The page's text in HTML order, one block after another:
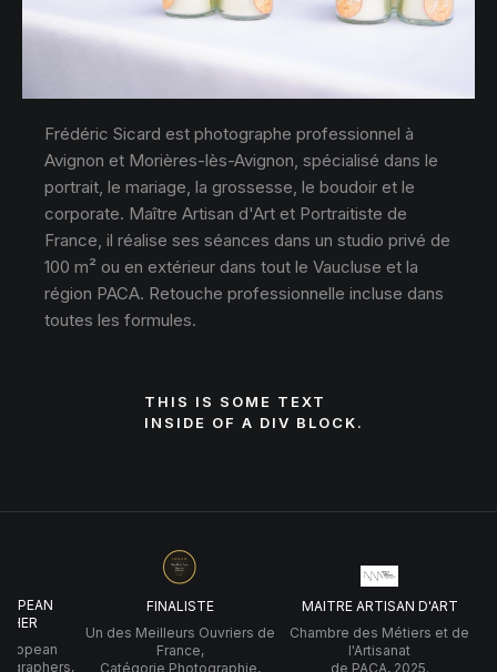
Frédéric Sicard est photographe professionnel à
Avignon et Morières-lès-Avignon, spécialisé dans le
portrait, le mariage, la grossesse, le boudoir et le
corporate. Maître Artisan d'Art et Portraitiste de
France, il réalise ses séances dans un studio privé de
100 m² ou en extérieur dans tout le Vaucluse et la
région PACA. Retouche professionnelle incluse dans
toutes les formules.
THIS IS SOME TEXT
INSIDE OF A DIV BLOCK.
MAITRE ARTISAN D'ART
Chambre des Métiers et de
l'Artisanat
de PACA, 2025.
FINALISTE
Un des Meilleurs Ouvriers de
France,
Catégorie Photographie,